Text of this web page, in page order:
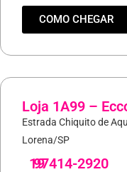
COMO CHEGAR
Loja 1A99 –
Estrada Chiquito de
Lorena/SP
19
97414-2920